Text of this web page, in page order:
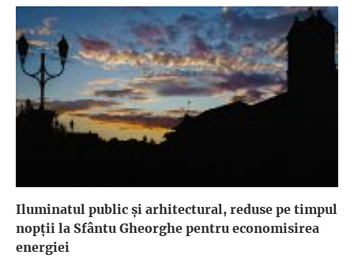
Iluminatul public şi arhitectural, reduse pe timpul
nopţii la Sfântu Gheorghe pentru economisirea
energiei